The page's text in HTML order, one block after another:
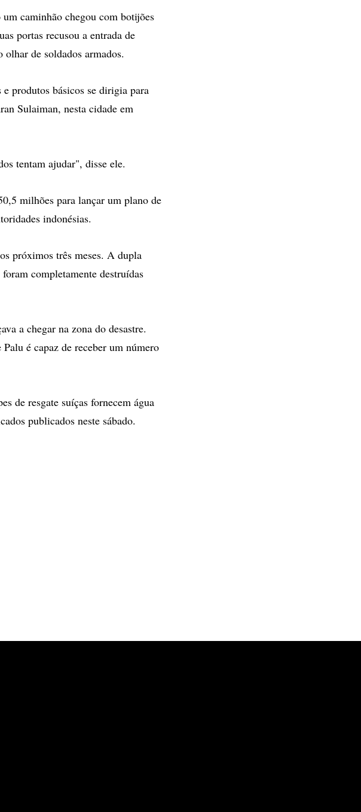
um caminhão chegou com botijões
portas recusou a entrada de
olhar de soldados armados.
produtos básicos se dirigia para
Sulaiman, nesta cidade em
tentam ajudar", disse ele.
milhões para lançar um plano de
indonésias.
próximos três meses. A dupla
completamente destruídas
a chegar na zona do desastre.
é capaz de receber um número
de resgate suíças fornecem água
publicados neste sábado.